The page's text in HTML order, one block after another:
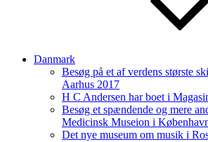
Danmark
Besøg på et af verdens største
Aarhus 2017
H C Andersen har boet i
Besøg et spændende og mere
Medicinsk Museion i
Det nye museum om musik i